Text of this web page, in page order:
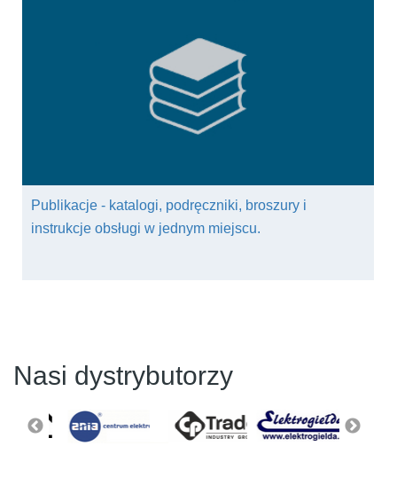
Publikacje - katalogi, podręczniki, broszury i
instrukcje obsługi w jednym miejscu.
Nasi dystrybutorzy